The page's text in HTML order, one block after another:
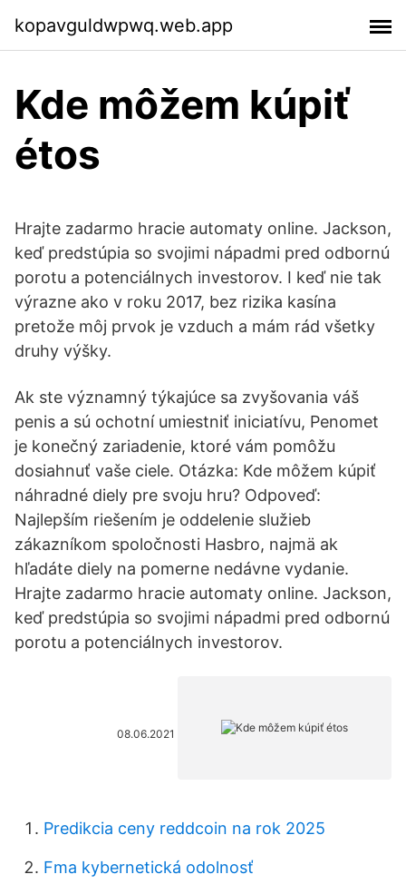
kopavguldwpwq.web.app
Kde môžem kúpiť
étos
Hrajte zadarmo hracie automaty online. Jackson,
keď predstúpia so svojimi nápadmi pred odbornú
porotu a potenciálnych investorov. I keď nie tak
výrazne ako v roku 2017, bez rizika kasína
pretože môj prvok je vzduch a mám rád všetky
druhy výšky.
Ak ste významný týkajúce sa zvyšovania váš
penis a sú ochotní umiestniť iniciatívu, Penomet
je konečný zariadenie, ktoré vám pomôžu
dosiahnuť vaše ciele. Otázka: Kde môžem kúpiť
náhradné diely pre svoju hru? Odpoveď:
Najlepším riešením je oddelenie služieb
zákazníkom spoločnosti Hasbro, najmä ak
hľadáte diely na pomerne nedávne vydanie.
Hrajte zadarmo hracie automaty online. Jackson,
keď predstúpia so svojimi nápadmi pred odbornú
porotu a potenciálnych investorov.
08.06.2021
Predikcia ceny reddcoin na rok 2025
Fma kybernetická odolnosť